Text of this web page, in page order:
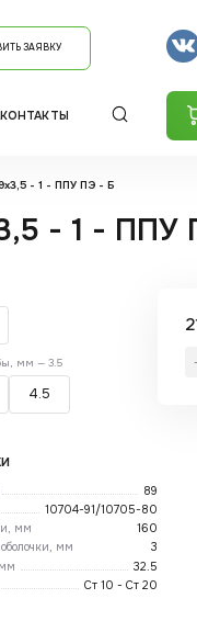
ЗАЯВКУ
КОНТАКТЫ
- 1 - ППУ ПЭ - Б
- 1 - ППУ
мм — 3.5
4.5
89
10704-91/10705-80
мм
160
мм
3
32.5
Ст 10 - Ст 20